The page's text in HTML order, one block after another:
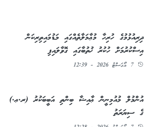
ދިރިއުޅުމުގެ ހުރިހާ މުޢާމަލާތެއްގައި މަޑުމައިތިރިކަން
އިސްކުރުމަށް ހުކުރު ޚުތުބާގައި ގޮވާލައިފި
7 އޯގަސްޓު 2026 - 12:39
އުންމުލް މުއުމިނީން ޢާއިޝާ ބިންތި އަބީބަކުރު (ރ.ޢ.)
ގެ ސިޔަރަތު